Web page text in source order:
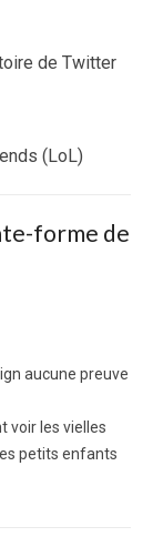
de Twitter
(LoL)
forme de
aucune preuve
voir les vielles
petits enfants